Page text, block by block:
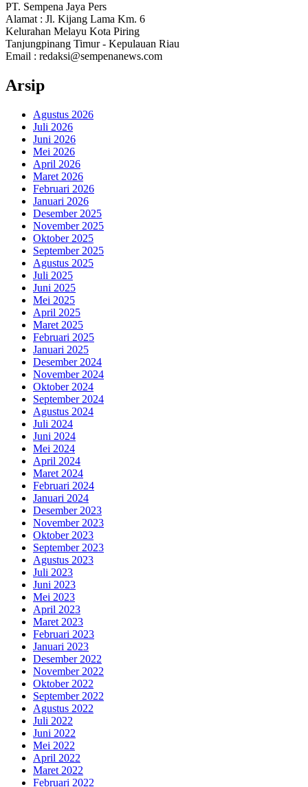
PT. Sempena Jaya Pers
Alamat : Jl. Kijang Lama Km. 6
Kelurahan Melayu Kota Piring
Tanjungpinang Timur - Kepulauan Riau
Email : redaksi@sempenanews.com
Arsip
Agustus 2026
Juli 2026
Juni 2026
Mei 2026
April 2026
Maret 2026
Februari 2026
Januari 2026
Desember 2025
November 2025
Oktober 2025
September 2025
Agustus 2025
Juli 2025
Juni 2025
Mei 2025
April 2025
Maret 2025
Februari 2025
Januari 2025
Desember 2024
November 2024
Oktober 2024
September 2024
Agustus 2024
Juli 2024
Juni 2024
Mei 2024
April 2024
Maret 2024
Februari 2024
Januari 2024
Desember 2023
November 2023
Oktober 2023
September 2023
Agustus 2023
Juli 2023
Juni 2023
Mei 2023
April 2023
Maret 2023
Februari 2023
Januari 2023
Desember 2022
November 2022
Oktober 2022
September 2022
Agustus 2022
Juli 2022
Juni 2022
Mei 2022
April 2022
Maret 2022
Februari 2022